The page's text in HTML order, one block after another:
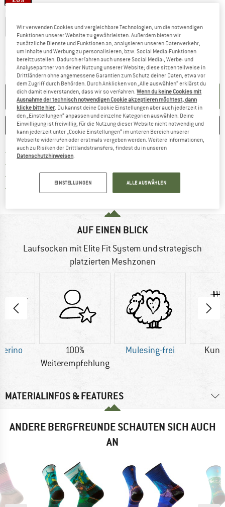
EU34-37 EU38-41 EU42-45
Größentabelle
Lieferzeit: 2-4 WerktageDer Link öffnet sich in einer Infobox und
Menge:
IN DEN WARENKORB
MERKEN VERGLEICHEN
Portofrei ab 69 € (DE)Finde mehr Informationen zu den
Kauf auf RechnungFinde die Zahlungs-Infos hier! Öffnet
Trusted Shops Käuferschutz
Finde alle Infos hier!
AUF EINEN BLICK
Laufsocken mit Elite Fit System und strategisch
platzierten Meshzonen
100%
Weiterempfehlung
Mulesing-frei
MATERIALINFOS & FEATURES
ANDERE BERGFREUNDE SCHAUTEN SICH AUCH
AN
Wir verwenden Cookies und vergleichbare Technologien, um die notwendigen
Funktionen unserer Website zu gewährleisten. Außerdem bieten wir
zusätzliche Dienste und Funktionen an, analysieren unseren Datenverkehr,
um Inhalte und Werbung zu personalisieren, bzw. Social Media-Funktionen
bereitzustellen. Dadurch erfahren auch unsere Social Media-, Werbe- und
Analysepartner von deiner Nutzung unserer Website; diese sitzen teilweise in
Drittländern ohne angemessene Garantien zum Schutz deiner Daten, etwa vor
dem Zugriff durch Behörden. Durch Anklicken von „Alle auswählen“ erklärst du
dich damit einverstanden, dass wir so verfahren.Wenn du keine Cookies mit
Ausnahme der technisch notwendigen Cookie akzeptieren möchtest, dann
klicke bitte hier. Du kannst deine Cookie Einstellungen aber auch jederzeit in
den „Einstellungen“ anpassen und einzelne Kategorien auswählen. Deine
Einwilligung ist freiwillig, für die Nutzung dieser Website nicht notwendig und
kann jederzeit unter „Cookie Einstellungen“ im unteren Bereich unserer
Webseite widerrufen oder erstmals vergeben werden. Weitere Informationen,
auch zu Risiken der Drittlandstransfers, findest du in unseren
Datenschutzhinweisen.
EINSTELLUNGEN ALLE AUSWÄHLEN